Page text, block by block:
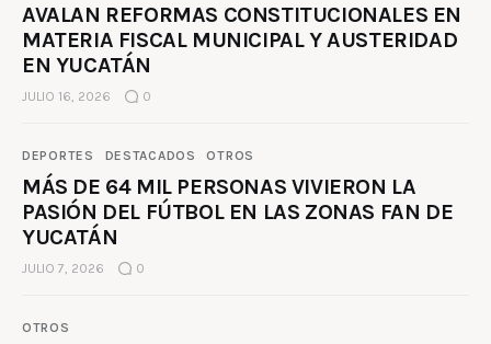
AVALAN REFORMAS CONSTITUCIONALES EN
MATERIA FISCAL MUNICIPAL Y AUSTERIDAD
EN YUCATÁN
JULIO 16, 2026 0
DEPORTES DESTACADOS OTROS
MÁS DE 64 MIL PERSONAS VIVIERON LA
PASIÓN DEL FÚTBOL EN LAS ZONAS FAN DE
YUCATÁN
JULIO 7, 2026 0
OTROS